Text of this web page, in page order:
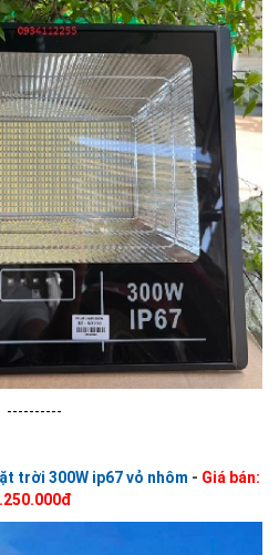
----------
trời 300W ip67 vỏ nhôm - Giá bán: